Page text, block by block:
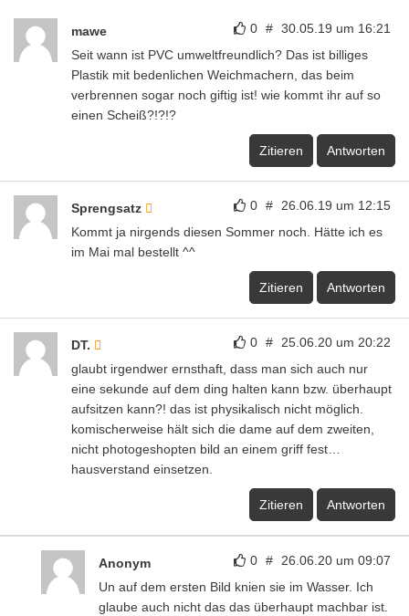
0 # 30.05.19 um 16:21
mawe
Seit wann ist PVC umweltfreundlich? Das ist billiges
Plastik mit bedenlichen Weichmachern, das beim
verbrennen sogar noch giftig ist! wie kommt ihr auf so
einen Scheiß?!?!?
Zitieren Antworten
0 # 26.06.19 um 12:15
Sprengsatz
Kommt ja nirgends diesen Sommer noch. Hätte ich es
im Mai mal bestellt ^^
Zitieren Antworten
0 # 25.06.20 um 20:22
DT.
glaubt irgendwer ernsthaft, dass man sich auch nur
eine sekunde auf dem ding halten kann bzw. überhaupt
aufsitzen kann?! das ist physikalisch nicht möglich.
komischerweise hält sich die dame auf dem zweiten,
nicht photogeshopten bild an einem griff fest…
hausverstand einsetzen.
Zitieren Antworten
0 # 26.06.20 um 09:07
Anonym
Un auf dem ersten Bild knien sie im Wasser. Ich
glaube auch nicht das das überhaupt machbar ist.